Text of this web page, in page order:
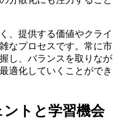
、提供する価値やクライ
なプロセスです。常に市
し、バランスを取りなが
適化していくことができ
トと学習機会